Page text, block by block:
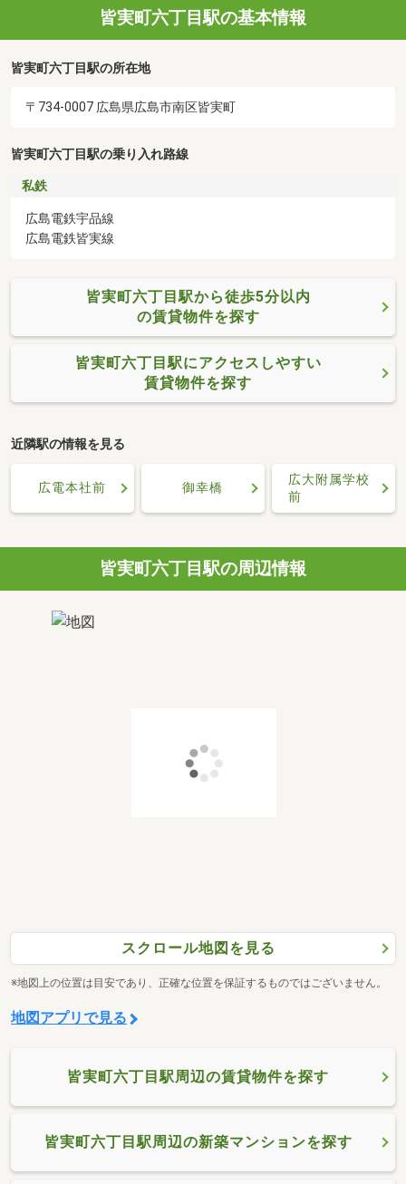
皆実町六丁目駅の基本情報
皆実町六丁目駅の所在地
〒734-0007 広島県広島市南区皆実町
皆実町六丁目駅の乗り入れ路線
私鉄
広島電鉄宇品線
広島電鉄皆実線
皆実町六丁目駅から徒歩5分以内
の賃貸物件を探す
皆実町六丁目駅にアクセスしやすい
賃貸物件を探す
近隣駅の情報を見る
広電本社前 御幸橋
広大附属学校
前
皆実町六丁目駅の周辺情報
スクロール地図を見る
※地図上の位置は目安であり、正確な位置を保証するものではございません。
地図アプリで見る
皆実町六丁目駅周辺の賃貸物件を探す
皆実町六丁目駅周辺の新築マンションを探す